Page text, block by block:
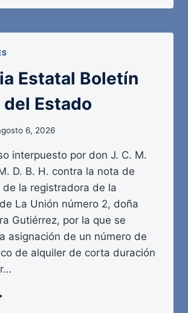
Estatal Boletín
Estado
6, 2026
interpuesto por don J. C. M.
D. B. H. contra la nota de
de la registradora de la
La Unión número 2, doña
Gutiérrez, por la que se
asignación de un número de
de alquiler de corta duración